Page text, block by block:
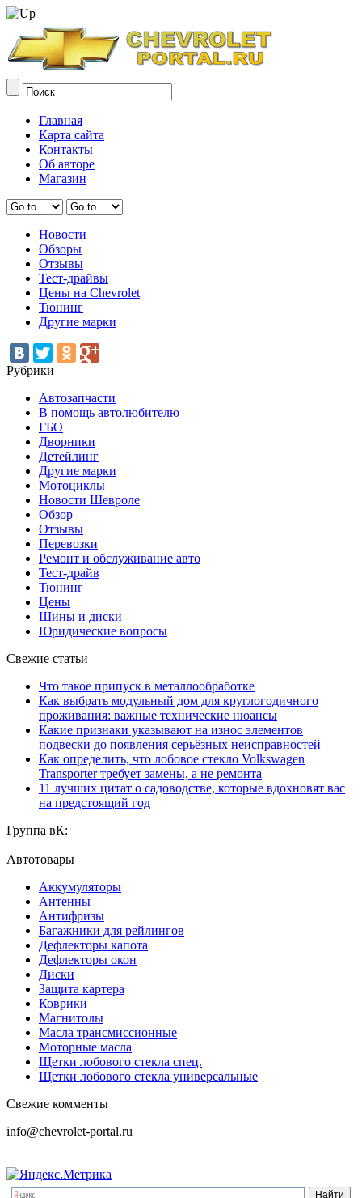
Главная
Карта сайта
Контакты
Об авторе
Магазин
Новости
Обзоры
Отзывы
Тест-драйвы
Цены на Chevrolet
Тюнинг
Другие марки
Рубрики
Автозапчасти
В помощь автолюбителю
ГБО
Дворники
Детейлинг
Другие марки
Мотоциклы
Новости Шевроле
Обзор
Отзывы
Перевозки
Ремонт и обслуживание авто
Тест-драйв
Тюнинг
Цены
Шины и диски
Юридические вопросы
Свежие статьи
Что такое припуск в металлообработке
Как выбрать модульный дом для круглогодичного
проживания: важные технические нюансы
Какие признаки указывают на износ элементов
подвески до появления серьёзных неисправностей
Как определить, что лобовое стекло Volkswagen
Transporter требует замены, а не ремонта
11 лучших цитат о садоводстве, которые вдохновят вас
на предстоящий год
Группа вК:
Автотовары
Аккумуляторы
Антенны
Антифризы
Багажники для рейлингов
Дефлекторы капота
Дефлекторы окон
Диски
Защита картера
Коврики
Магнитолы
Масла трансмиссионные
Моторные масла
Щетки лобового стекла спец.
Щетки лобового стекла универсальные
Свежие комменты
info@chevrolet-portal.ru